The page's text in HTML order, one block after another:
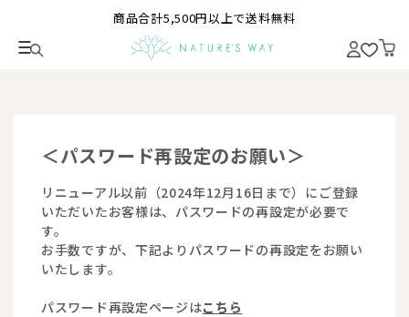
商品合計5,500円以上で送料無料
＜パスワード再設定のお願い＞
リニューアル以前（2024年12月16日まで）にご登録
いただいたお客様は、パスワードの再設定が必要で
す。
お手数ですが、下記よりパスワードの再設定をお願い
いたします。
パスワード再設定ページはこちら